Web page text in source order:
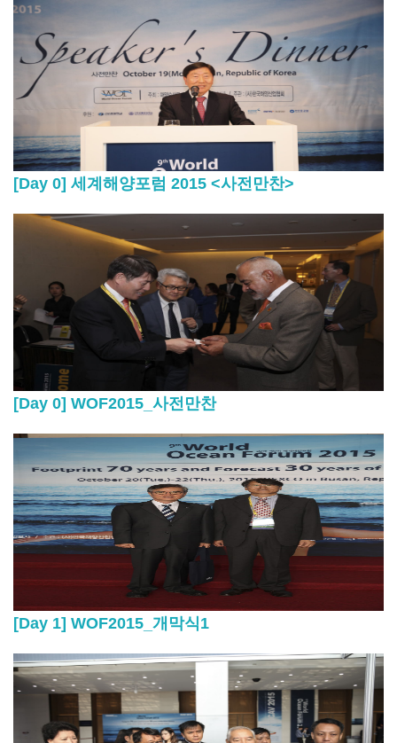
[Day 0] 세계해양포럼 2015 <사전만찬>
[Day 0] WOF2015_사전만찬
[Day 1] WOF2015_개막식1